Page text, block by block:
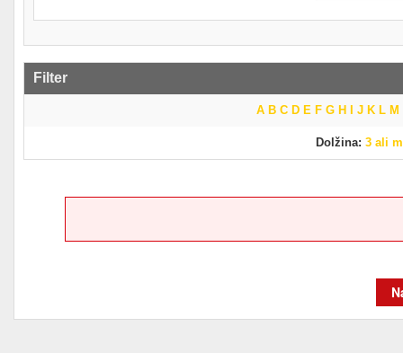
Filter
A B C D E F G H J K L M
Dolžina: 3 ali